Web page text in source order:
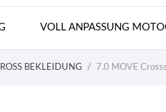
VOLL ANPASSUNG
BEKLEIDUNG 7.0 MOVE